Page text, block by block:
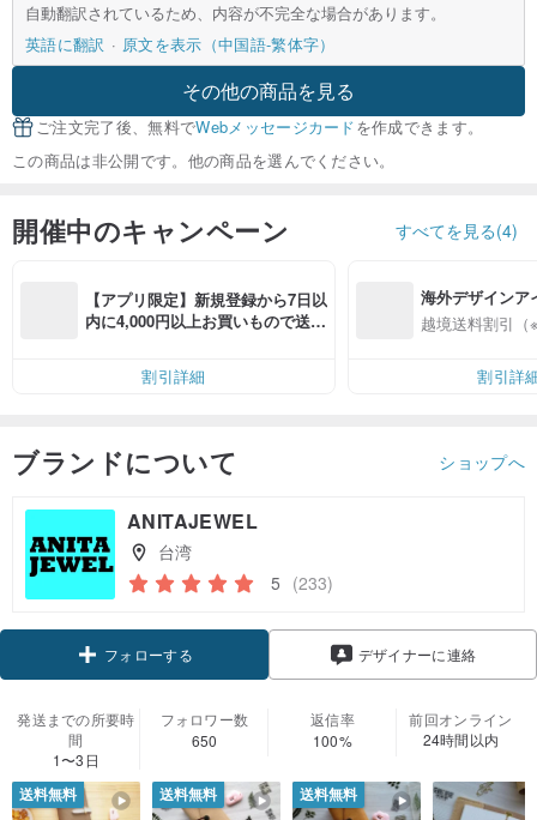
自動翻訳されているため、内容が不完全な場合があります。
英語に翻訳
原文を表示（中国語-繁体字）
その他の商品を見る
ご注文完了後、無料でWebメッセージカードを作成できます。
この商品は非公開です。他の商品を選んでください。
開催中のキャンペーン すべてを見る(4)
【アプリ限定】新規登録から7日以
内に4,000円以上お買いもので送料
割引詳細
海外デザインア
入
越境送料割引（
割引詳
ブランドについて ショップへ
ANITAJEWEL
台湾
5 (233)
フォローする デザイナーに連絡
発送までの所要時
間
1〜3日
フォロワー数
650
返信率
100%
前回オンライン
24時間以内
送料無料 送料無料 送料無料